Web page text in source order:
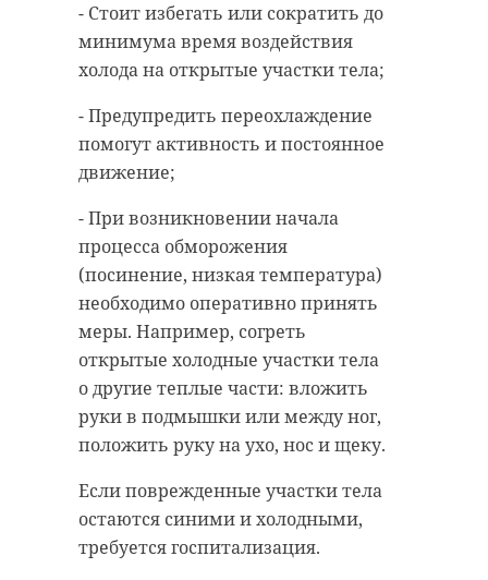
- Стоит избегать или сократить до
минимума время воздействия
холода на открытые участки тела;
- Предупредить переохлаждение
помогут активность и постоянное
движение;
- При возникновении начала
процесса обморожения
(посинение, низкая температура)
необходимо оперативно принять
меры. Например, согреть
открытые холодные участки тела
о другие теплые части: вложить
руки в подмышки или между ног,
положить руку на ухо, нос и щеку.
Если поврежденные участки тела
остаются синими и холодными,
требуется госпитализация.
Тогда же появилась информация о
том, что, так как хозяина коробки
не нашли, камни поделили
поровну. Одна часть осталась у
правительства, вторую
стоимостью 150 тысяч евро (более
альпинисту. Тот, в свою очередь,
рассказал, что потратит часть
денег на ремонт в квартире.
Кто именно нашел коробку с
сокровищами не уточняется.
В Западной
стене
Иерусалима
нашли
камень с
портретом
греческого бога
Апполона